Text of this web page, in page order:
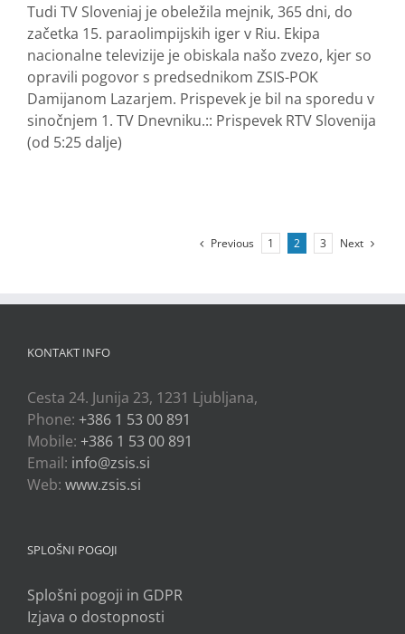
Tudi TV Sloveniaj je obeležila mejnik, 365 dni, do
začetka 15. paraolimpijskih iger v Riu. Ekipa
nacionalne televizije je obiskala našo zvezo, kjer so
opravili pogovor s predsednikom ZSIS-POK
Damijanom Lazarjem. Prispevek je bil na sporedu v
sinočnjem 1. TV Dnevniku.:: Prispevek RTV Slovenija
(od 5:25 dalje)
Previous 1 2 3 Next
KONTAKT INFO
Cesta 24. Junija 23, 1231 Ljubljana,
Phone: +386 1 53 00 891
Mobile: +386 1 53 00 891
Email: info@zsis.si
Web: www.zsis.si
SPLOŠNI POGOJI
Splošni pogoji in GDPR
Izjava o dostopnosti